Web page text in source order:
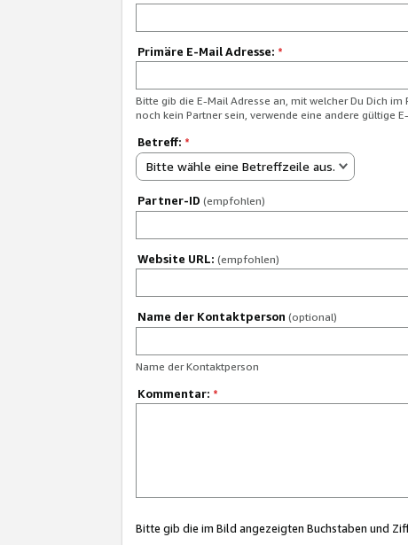
Primäre E-Mail Adresse: *
Bitte gib die E-Mail Adresse an, mit welcher Du Dich
noch kein Partner sein, verwende eine andere gültige
Betreff: *
Bitte wähle eine Betreffzeile aus.
Partner-ID (empfohlen)
Website URL: (empfohlen)
Name der Kontaktperson (optional)
Name der Kontaktperson
Kommentar: *
Bitte gib die im Bild angezeigten Buchstaben und